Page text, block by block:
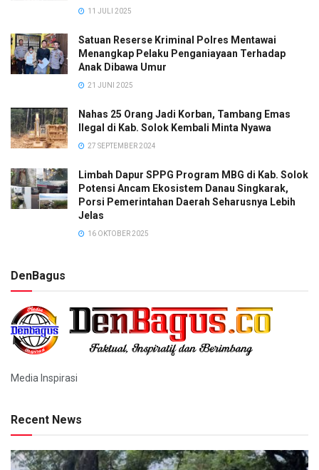
11 JULI 2025
Satuan Reserse Kriminal Polres Mentawai
Menangkap Pelaku Penganiayaan Terhadap
Anak Dibawa Umur
21 JUNI 2025
Nahas 25 Orang Jadi Korban, Tambang Emas
Ilegal di Kab. Solok Kembali Minta Nyawa
27 SEPTEMBER 2024
Limbah Dapur SPPG Program MBG di Kab. Solok
Potensi Ancam Ekosistem Danau Singkarak,
Porsi Pemerintahan Daerah Seharusnya Lebih
Jelas
16 OKTOBER 2025
DenBagus
Media Inspirasi
Recent News